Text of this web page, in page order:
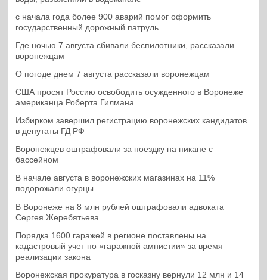
с начала года более 900 аварий помог оформить
государственный дорожный патруль
Где ночью 7 августа сбивали беспилотники, рассказали
воронежцам
О погоде днем 7 августа рассказали воронежцам
США просят Россию освободить осужденного в Воронеже
американца Роберта Гилмана
Избирком завершил регистрацию воронежских кандидатов
в депутаты ГД РФ
Воронежцев оштрафовали за поездку на пикапе с
бассейном
В начале августа в воронежских магазинах на 11%
подорожали огурцы
В Воронеже на 8 млн рублей оштрафовали адвоката
Сергея Жеребятьева
Порядка 1600 гаражей в регионе поставлены на
кадастровый учет по «гаражной амнистии» за время
реализации закона
Воронежская прокуратура в госказну вернули 12 млн и 14